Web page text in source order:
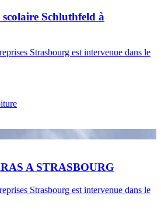
Schluthfeld à
Strasbourg est intervenue dans le
A STRASBOURG
Strasbourg est intervenue dans le